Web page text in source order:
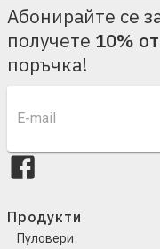
Абонирайте се
получете 10%
поръчка!
Продукти
Пуловери